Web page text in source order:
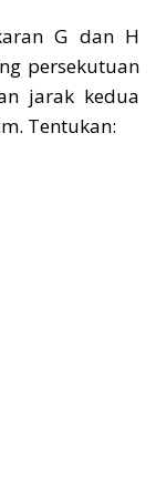
G dan H
persekutuan
jarak kedua
Tentukan: